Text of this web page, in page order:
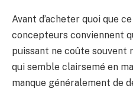
Avant d’acheter quoi que
concepteurs conviennent
puissant ne coûte souvent
qui semble clairsemé en
manque généralement de